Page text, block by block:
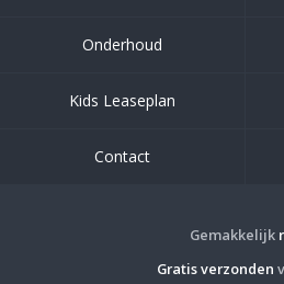
Onderhoud
Kids Leaseplan
Contact
Gemakkelijk
Gratis verzonden